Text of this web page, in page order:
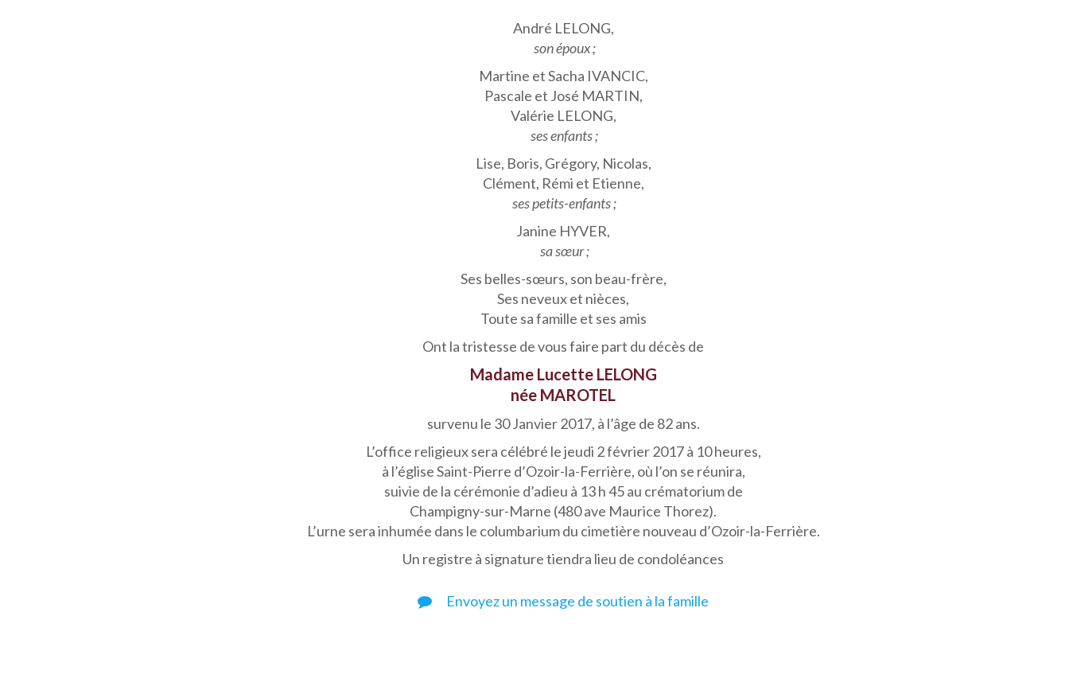
André LELONG,
son époux ;
Martine et Sacha IVANCIC,
Pascale et José MARTIN,
Valérie LELONG,
ses enfants ;
Lise, Boris, Grégory, Nicolas,
Clément, Rémi et Etienne,
ses petits-enfants ;
Janine HYVER,
sa sœur ;
Ses belles-sœurs, son beau-frère,
Ses neveux et nièces,
Toute sa famille et ses amis
Ont la tristesse de vous faire part du décès de
Madame Lucette LELONG
née MAROTEL
survenu le 30 Janvier 2017, à l’âge de 82 ans.
L’office religieux sera célébré le jeudi 2 février 2017 à 10 heures,
à l’église Saint-Pierre d’Ozoir-la-Ferrière, où l’on se réunira,
suivie de la cérémonie d’adieu à 13 h 45 au crématorium de
Champigny-sur-Marne (480 ave Maurice Thorez).
L’urne sera inhumée dans le columbarium du cimetière nouveau d’Ozoir-la-Ferrière.
Un registre à signature tiendra lieu de condoléances
Envoyez un message de soutien à la famille